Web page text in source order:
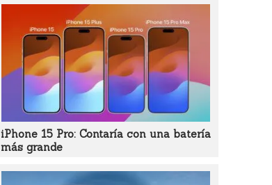
iPhone 15 Pro: Contaría con una batería
más grande